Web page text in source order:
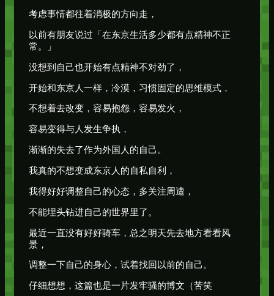
考虑事情都往着消极的方向走，
以前有朋友说过「在东京生活多少都有点精神不正
常。」
没想到自己也开始有点精神不对劲了，
开始和东京人一样，冷漠，习惯固定的思维模式，
不想着去改变，容易抱怨，容易发火，
容易变得与人发生争执，
渐渐的失去了作为外国人的自己。
我真的不想变成东京人的自私自利，
我得好好调整自己的心态，多关注周遭，
不能埋头钻进自己的世界里了。
最近一直没有好好骑车，总之明天先去地方看看风
景，
调整一下自己的身心，试着找回以前的自己。
仔细想想，这篇也是一片发牢骚的博文（苦笑